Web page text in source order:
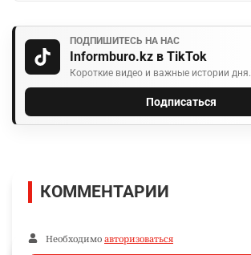
ПОДПИШИТЕСЬ НА НАС
Informburo.kz в TikTok
Короткие видео и важные истории дня.
Подписаться
КОММЕНТАРИИ
Необходимо авторизоваться